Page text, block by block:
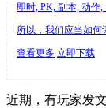
即时, PK, 副本, 动作
所以，我们应当如何
查看更多 立即下载
近期，有玩家发